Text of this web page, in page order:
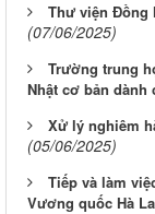
Thư viện Đồng
(07/06/2025)
Trường trung
Nhật cơ bản dành
Xử lý nghiêm
(05/06/2025)
Tiếp và làm
Vương quốc Hà